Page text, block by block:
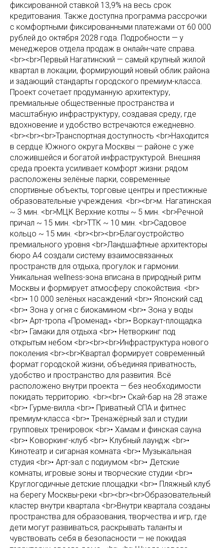
фиксированной ставкой 13,9% на весь срок
кредитования. Также доступна программа рассрочки
с комфортными фиксированными платежами от 60 000
рублей до октября 2028 года. Подробности — у
менеджеров отдела продаж в онлайн-чате справа.
<br><br>Первый Нагатинский — самый крупный жилой
квартал в локации, формирующий новый облик района
и задающий стандарты городского премиум-класса.
Проект сочетает продуманную архитектуру,
премиальные общественные пространства и
масштабную инфраструктуру, создавая среду, где
вдохновение и удобство встречаются ежедневно.
<br><br><br>Транспортная доступность <br>Находится
в сердце Южного округа Москвы — районе с уже
сложившейся и богатой инфраструктурой. Внешняя
среда проекта усиливает комфорт жизни: рядом
расположены зелёные парки, современные
спортивные объекты, торговые центры и престижные
образовательные учреждения. <br><br>м. Нагатинская
~ 3 мин. <br>МЦК Верхние котлы ~ 5 мин. <br>Речной
причал ~ 15 мин. <br>ТТК ~ 10 мин. <br>Садовое
кольцо ~ 15 мин. <br><br><br>Благоустройство
премиального уровня <br>Ландшафтные архитекторы
бюро А4 создали систему взаимосвязанных
пространств для отдыха, прогулок и гармонии.
Уникальная wellness-зона вписана в природный ритм
Москвы и формирует атмосферу спокойствия. <br>
<br>• 10 000 зелёных насаждений <br>• Японский сад
<br>• Зона у огня с биокамином <br>• Зона у воды
<br>• Арт-тропа «Променад» <br>• Воркаут-площадка
<br>• Гамаки для отдыха <br>• Нетворкинг под
открытым небом <br><br><br>Инфраструктура нового
поколения <br><br>Квартал формирует современный
формат городской жизни, объединяя приватность,
удобство и пространство для развития. Всё
расположено внутри проекта — без необходимости
покидать территорию. <br><br>• Скай-бар на 28 этаже
<br>• Гурме-вилла <br>• Приватный СПА и фитнес
премиум-класса <br>• Тренажёрный зал и студии
групповых тренировок <br>• Хамам и финская сауна
<br>• Коворкинг-клуб <br>• Клубный лаундж <br>•
Кинотеатр и сигарная комната <br>• Музыкальная
студия <br>• Арт-зал с подиумом <br>• Детские
комнаты, игровые зоны и творческие студии <br>•
Круглогодичные детские площадки <br>• Пляжный клуб
на берегу Москвы-реки <br><br><br>Образовательный
кластер внутри квартала <br>Внутри квартала созданы
пространства для образования, творчества и игр, где
дети могут развиваться, раскрывать таланты и
чувствовать себя в безопасности — не покидая